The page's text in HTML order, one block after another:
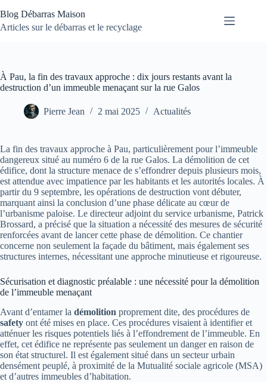
au
contenu
Blog Débarras Maison
Articles sur le débarras et le recyclage
À Pau, la fin des travaux approche : dix jours restants avant la
destruction d’un immeuble menaçant sur la rue Galos
Pierre Jean 2 mai 2025 Actualités
La fin des travaux approche à Pau, particulièrement pour l’immeuble
dangereux situé au numéro 6 de la rue Galos. La démolition de cet
édifice, dont la structure menace de s’effondrer depuis plusieurs mois,
est attendue avec impatience par les habitants et les autorités locales. À
partir du 9 septembre, les opérations de destruction vont débuter,
marquant ainsi la conclusion d’une phase délicate au cœur de
l’urbanisme paloise. Le directeur adjoint du service urbanisme, Patrick
Brossard, a précisé que la situation a nécessité des mesures de sécurité
renforcées avant de lancer cette phase de démolition. Ce chantier
concerne non seulement la façade du bâtiment, mais également ses
structures internes, nécessitant une approche minutieuse et rigoureuse.
Sécurisation et diagnostic préalable : une nécessité pour la démolition
de l’immeuble menaçant
Avant d’entamer la démolition proprement dite, des procédures de
safety ont été mises en place. Ces procédures visaient à identifier et
atténuer les risques potentiels liés à l’effondrement de l’immeuble. En
effet, cet édifice ne représente pas seulement un danger en raison de
son état structurel. Il est également situé dans un secteur urbain
densément peuplé, à proximité de la Mutualité sociale agricole (MSA)
et d’autres immeubles d’habitation.